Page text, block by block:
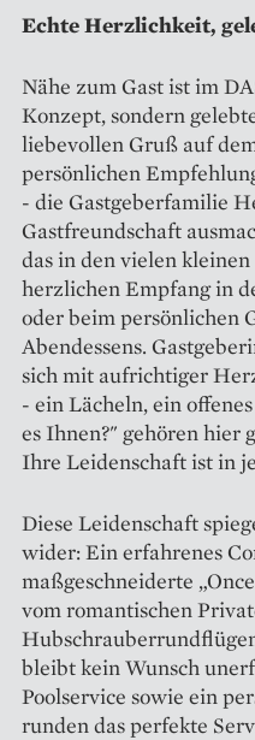
Echte Herzlichkeit,
Nähe zum Gast ist im
Konzept, sondern
liebevollen Gruß auf
persönlichen
- die Gastgeberfamilie
Gastfreundschaft
das in den vielen
herzlichen Empfang in
oder beim persönlichen
Abendessens.
sich mit aufrichtiger
- ein Lächeln, ein
es Ihnen?" gehören hier
Ihre Leidenschaft ist in
Diese Leidenschaft
wider: Ein erfahrenes
maßgeschneiderte
vom romantischen
bleibt kein Wunsch
Poolservice sowie ein
runden das perfekte